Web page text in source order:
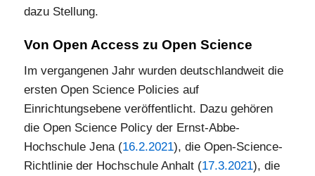
dazu Stellung.
Von Open Access zu Open Science
Im vergangenen Jahr wurden deutschlandweit die
ersten Open Science Policies auf
Einrichtungsebene veröffentlicht. Dazu gehören
die Open Science Policy der Ernst-Abbe-
Hochschule Jena (16.2.2021), die Open-Science-
Richtlinie der Hochschule Anhalt (17.3.2021), die